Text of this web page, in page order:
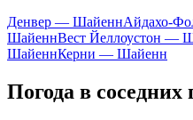
Денвер — ШайеннАйдахо-
ШайеннВест Йеллоустон —
ШайеннКерни — Шайенн
Погода в соседних